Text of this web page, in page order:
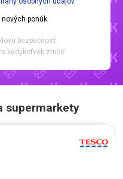
ponúk
bezpečnosť.
kedykoľvek zrušiť.
supermarkety